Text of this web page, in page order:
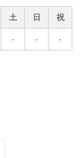
土 日 祝
- - -